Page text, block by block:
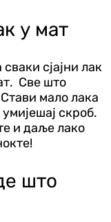
у мат
сјајни лак
Све што
мало лака
скроб.
и даље лако
што